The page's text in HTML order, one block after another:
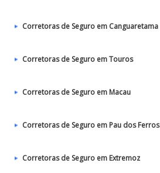
Corretoras de Seguro em Canguaretama
Corretoras de Seguro em Touros
Corretoras de Seguro em Macau
Corretoras de Seguro em Pau dos Ferros
Corretoras de Seguro em Extremoz